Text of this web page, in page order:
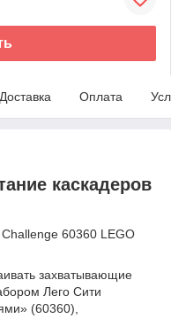
Доставка Оплата
каскадеров
60360 LEGO
захватывающие
Лего Сити
(60360),